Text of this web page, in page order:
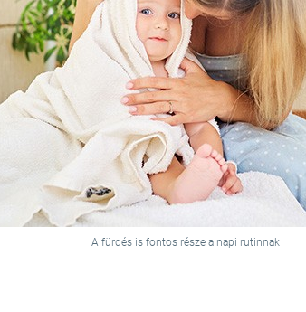
A fürdés is fontos része a napi rutinnak